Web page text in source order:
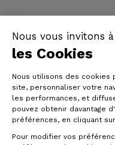
Nous vous invitons
les Cookies
Nous utilisons des cookies
site, personnaliser votre
les performances, et
pouvez obtenir davantage
préférences, en cliquant
Pour modifier vos
AGB |